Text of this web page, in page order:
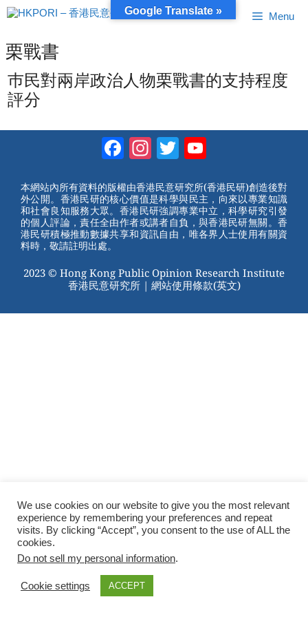
跳
至
容
Menu
栗戰書
巿民對兩岸政治人物栗戰書的支持程度
評分
Facebook
Instagram
Twitter
本網站內所有資料的版權由香港民意研究所(香港民研)創造後對
外公開。香港民研的核心價值是科學與民主，向來以專業知識
和社會良知服務大眾。香港民研強調專業中立，科學研究引發
的個人評論，責任全由作者或講者自負，與香港民研無關。香
港民研積極推動數據共享和資訊自由，唯各界人士使用有關資
料時，敬請註明出處。
2023 © Hong Kong Public Opinion Research Institute
香港民意研究所 | 網站使用條款(英文)
We use cookies on our website to give you the most relevant
experience by remembering your preferences and repeat
visits. By clicking “Accept”, you consent to the use of ALL the
cookies.
Do not sell my personal information.
Cookie settings ACCEPT
Google Translate »